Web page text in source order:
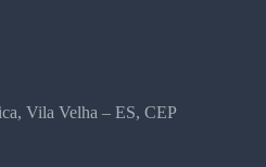
Vila Velha – ES, CEP